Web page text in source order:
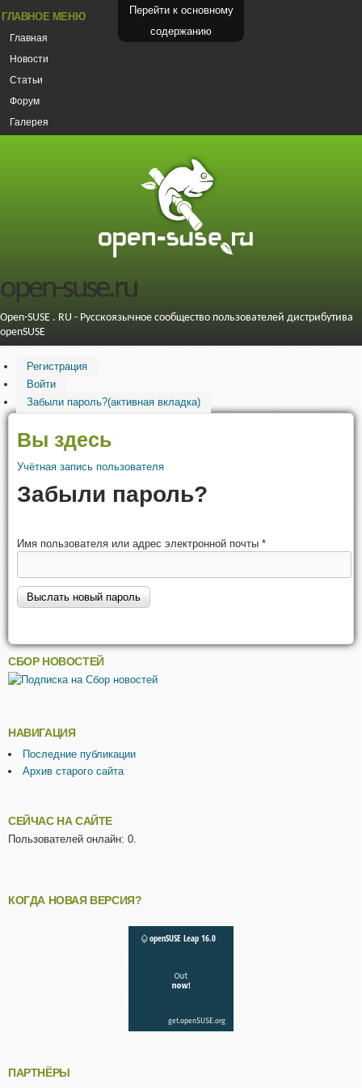
Перейти к основному
содержанию
ГЛАВНОЕ МЕНЮ
Главная
Новости
Статьи
Форум
Галерея
open-suse.ru
Open-SUSE . RU - Русскоязычное сообщество пользователей дистрибутива
openSUSE
Регистрация
Войти
Забыли пароль?(активная вкладка)
Вы здесь
Учётная запись пользователя
Забыли пароль?
Имя пользователя или адрес электронной почты *
СБОР НОВОСТЕЙ
НАВИГАЦИЯ
Последние публикации
Архив старого сайта
СЕЙЧАС НА САЙТЕ
Пользователей онлайн: 0.
КОГДА НОВАЯ ВЕРСИЯ?
ПАРТНЁРЫ